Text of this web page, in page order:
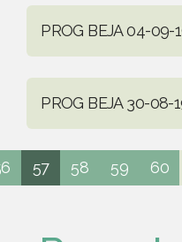
PROG BEJA 04-09-
PROG BEJA 30-08-
57 58 59 60